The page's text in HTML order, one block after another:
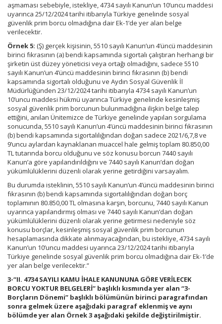
aşmaması sebebiyle, istekliye, 4734 sayılı Kanun’un 10’uncu maddesi
uyarınca 25/12/2024 tarihi itibarıyla Türkiye genelinde sosyal
güvenlik prim borcu olmadığına dair Ek-1’de yer alan belge
verilecektir.
Örnek 5: (Ş) gerçek kişisinin, 5510 sayılı Kanun’un 4’üncü maddesinin
birinci fıkrasının (a) bendi kapsamında sigortalı çalıştıran herhangi bir
şirketin üst düzey yöneticisi veya ortağı olmadığını, sadece 5510
sayılı Kanun’un 4’üncü maddesinin birinci fıkrasının (b) bendi
kapsamında sigortalı olduğunu ve Aydın Sosyal Güvenlik İl
Müdürlüğünden 23/12/2024 tarihi itibarıyla 4734 sayılı Kanun’un
10’uncu maddesi hükmü uyarınca Türkiye genelinde kesinleşmiş
sosyal güvenlik prim borcunun bulunmadığına ilişkin belge talep
ettiğini, anılan Ünitemizce de Türkiye genelinde yapılan sorgulama
sonucunda, 5510 sayılı Kanun’un 4’üncü maddesinin birinci fıkrasının
(b) bendi kapsamında sigortalılığından doğan sadece 2021/6,7,8 ve
9’uncu aylardan kaynaklanan muaccel hale gelmiş toplam 80.850,00
TL tutarında borcu olduğunu ve söz konusu borcun 7440 sayılı
Kanun’a göre yapılandırıldığını ve 7440 sayılı Kanun’dan doğan
yükümlülüklerini düzenli olarak yerine getirdiğini varsayalım.
Bu durumda isteklinin, 5510 sayılı Kanun’un 4’üncü maddesinin birinci
fıkrasının (b) bendi kapsamında sigortalılığından doğan borç
toplamının 80.850,00 TL olmasına karşın, borcunu, 7440 sayılı Kanun
uyarınca yapılandırmış olması ve 7440 sayılı Kanun’dan doğan
yükümlülüklerini düzenli olarak yerine getirmesi nedeniyle söz
konusu borçlar, kesinleşmiş sosyal güvenlik prim borcunun
hesaplamasında dikkate alınmayacağından, bu istekliye, 4734 sayılı
Kanun’un 10’uncu maddesi uyarınca 23/12/2024 tarihi itibarıyla
Türkiye genelinde sosyal güvenlik prim borcu olmadığına dair Ek-1’de
yer alan belge verilecektir.”
3-“II. 4734 SAYILI KAMU İHALE KANUNUNA GÖRE VERİLECEK
BORCU YOKTUR BELGELERİ” başlıklı kısmında yer alan “3-
Borçların Dönemi” başlıklı bölümünün birinci paragrafından
sonra gelmek üzere aşağıdaki paragraf eklenmiş ve aynı
bölümde yer alan Örnek 3 aşağıdaki şekilde değiştirilmiştir.